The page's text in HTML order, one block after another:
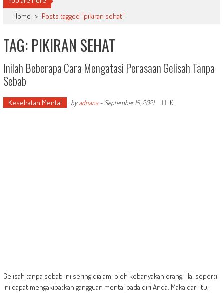
Home > Posts tagged "pikiran sehat"
TAG: PIKIRAN SEHAT
Inilah Beberapa Cara Mengatasi Perasaan Gelisah Tanpa
Sebab
Kesehatan Mental byadriana- September 15, 2021 0
Gelisah tanpa sebab ini sering dialami oleh kebanyakan orang. Hal seperti
ini dapat mengakibatkan gangguan mental pada diri Anda. Maka dari itu,